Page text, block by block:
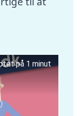
på 1 minut